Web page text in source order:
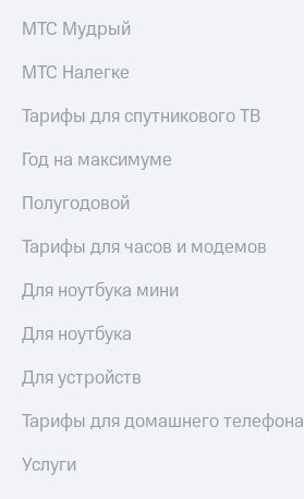
МТС Мудрый
МТС Налегке
Тарифы для спутникового ТВ
Год на максимуме
Полугодовой
Тарифы для часов и модемов
Для ноутбука мини
Для ноутбука
Для устройств
Тарифы для домашнего телефона
Услуги